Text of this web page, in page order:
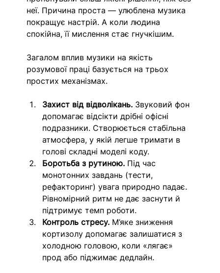
неї. Причина проста — улюблена музика
покращує настрій. А коли людина
спокійна, її мислення стає гнучкішим.
Загалом вплив музики на якість
розумової праці базується на трьох
простих механізмах.
Захист від відволікань. Звуковий фон
допомагає відсікти дрібні офісні
подразники. Створюється стабільна
атмосфера, у якій легше тримати в
голові складні моделі коду.
Боротьба з рутиною. Під час
монотонних завдань (тести,
рефакторинг) увага природно падає.
Рівномірний ритм не дає заснути й
підтримує темп роботи.
Контроль стресу. М’яке зниження
кортизолу допомагає залишатися з
холодною головою, коли «лягає»
прод або піджимає дедлайн.